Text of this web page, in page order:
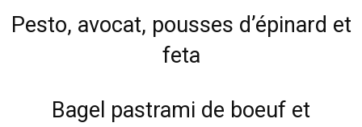
Pesto, avocat, pousses d’épinard et
feta
Bagel pastrami de boeuf et